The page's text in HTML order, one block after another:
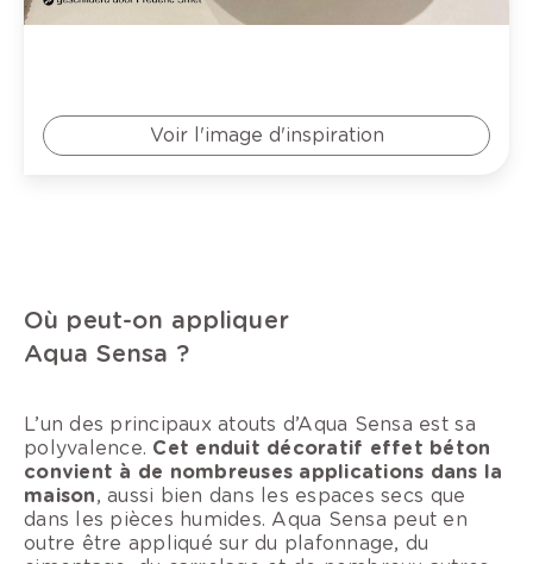
Voir l'image d'inspiration
Où peut-on appliquer
Aqua Sensa ?
L’un des principaux atouts d’Aqua Sensa est sa
polyvalence. Cet enduit décoratif effet béton
convient à de nombreuses applications dans la
maison, aussi bien dans les espaces secs que
dans les pièces humides. Aqua Sensa peut en
outre être appliqué sur du plafonnage, du